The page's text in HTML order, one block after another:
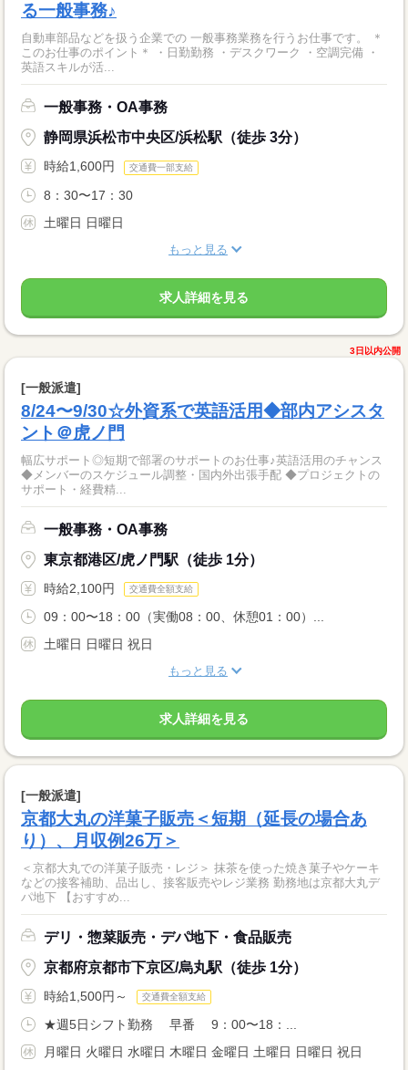
る一般事務♪
自動車部品などを扱う企業での 一般事務業務を行うお仕事です。 ＊
このお仕事のポイント＊ ・日勤勤務 ・デスクワーク ・空調完備 ・
英語スキルが活...
一般事務・OA事務
静岡県浜松市中央区/浜松駅（徒歩 3分）
時給1,600円 交通費一部支給
8：30〜17：30
土曜日 日曜日
もっと見る
求人詳細を見る
3日以内公開
[一般派遣]
8/24〜9/30☆外資系で英語活用◆部内アシスタ
ント＠虎ノ門
幅広サポート◎短期で部署のサポートのお仕事♪英語活用のチャンス
◆メンバーのスケジュール調整・国内外出張手配 ◆プロジェクトの
サポート・経費精...
一般事務・OA事務
東京都港区/虎ノ門駅（徒歩 1分）
時給2,100円 交通費全額支給
09：00〜18：00（実働08：00、休憩01：00）...
土曜日 日曜日 祝日
もっと見る
求人詳細を見る
[一般派遣]
京都大丸の洋菓子販売＜短期（延長の場合あ
り）、月収例26万＞
＜京都大丸での洋菓子販売・レジ＞ 抹茶を使った焼き菓子やケーキ
などの接客補助、品出し、接客販売やレジ業務 勤務地は京都大丸デ
パ地下 【おすすめ...
デリ・惣菜販売・デパ地下・食品販売
京都府京都市下京区/烏丸駅（徒歩 1分）
時給1,500円～ 交通費全額支給
★週5日シフト勤務 早番 9：00〜18：...
月曜日 火曜日 水曜日 木曜日 金曜日 土曜日 日曜日 祝日